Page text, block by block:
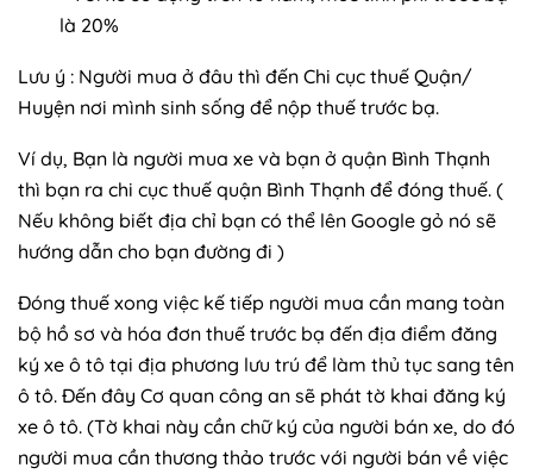
là 20%
Lưu ý : Người mua ở đâu thì đến Chi cục thuế Quận/
Huyện nơi mình sinh sống để nộp thuế trước bạ.
Ví dụ, Bạn là người mua xe và bạn ở quận Bình Thạnh
thì bạn ra chi cục thuế quận Bình Thạnh để đóng thuế. (
Nếu không biết địa chỉ bạn có thể lên Google gỏ nó sẽ
hướng dẫn cho bạn đường đi )
Đóng thuế xong việc kế tiếp người mua cần mang toàn
bộ hồ sơ và hóa đơn thuế trước bạ đến địa điểm đăng
ký xe ô tô tại địa phương lưu trú để làm thủ tục sang tên
ô tô. Đến đây Cơ quan công an sẽ phát tờ khai đăng ký
xe ô tô. (Tờ khai này cần chữ ký của người bán xe, do đó
người mua cần thương thảo trước với người bán về việc